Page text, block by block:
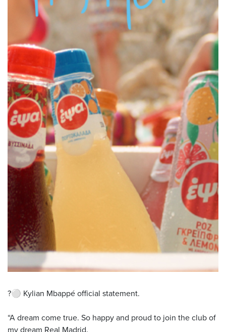
?⚪️ Kylian Mbappé official statement.
“A dream come true. So happy and proud to join the club of